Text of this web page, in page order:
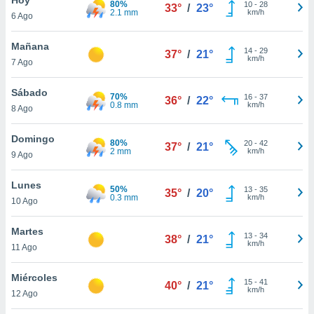
en
más
nuestra
de
cookies
aceptar
6 Ago
80%
2.1 mm
33° / 23° 10- 28
km/h
Mañana
7 Ago
37° / 21° 14- 29
km/h
Sábado
8 Ago
70%
0.8 mm
36° / 22° 16- 37
km/h
Domingo
9 Ago
80%
2 mm
37° / 21° 20- 42
km/h
Lunes
10 Ago
50%
0.3 mm
35° / 20° 13- 35
km/h
Martes
11 Ago
38° / 21° 13- 34
km/h
Miércoles
12 Ago
40° / 21° 15- 41
km/h